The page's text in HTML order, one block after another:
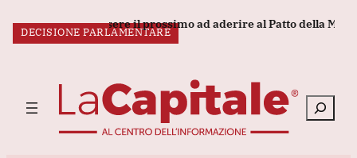
ULTIM’ORA:
potrebbe essere il prossimo ad aderire al Patto della Mecca'
Cerca
DECISIONE PARLAMENTARE